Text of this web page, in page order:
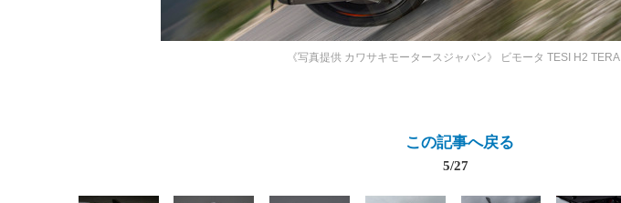
《写真提供 カワサキモータースジャパン》 ビモータ TESI H2 TERA
この記事へ戻る
5/27